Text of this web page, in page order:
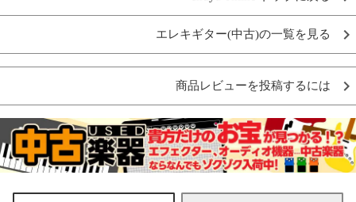
エレキギター(中古)の一覧を見る
商品レビューを投稿するには